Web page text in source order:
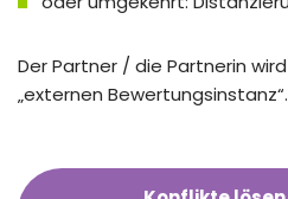
Der Partner / die Partnerin
„externen Bewertungsinstanz“.